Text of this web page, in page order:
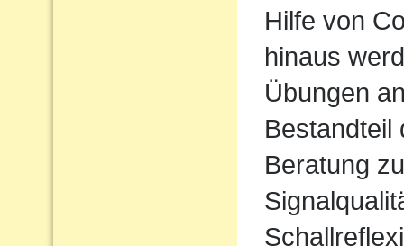
Hilfe von
hinaus
Übungen
Bestandteil
Beratung